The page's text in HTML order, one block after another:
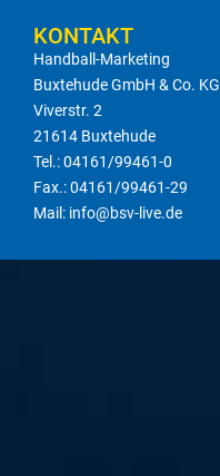
KONTAKT
Handball-Marketing
Buxtehude GmbH & Co. KG
Viverstr. 2
21614 Buxtehude
Tel.: 04161/99461-0
Fax.: 04161/99461-29
Mail: info@bsv-live.de